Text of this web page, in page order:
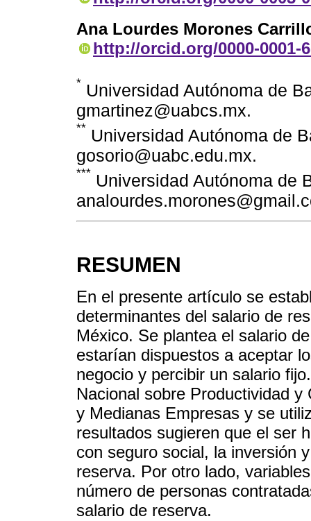
Ana Lourdes Morones
http://orcid.org/0000-0001-
* Universidad Autónoma de
gmartinez@uabcs.mx.
** Universidad Autónoma de
gosorio@uabc.edu.mx.
*** Universidad Autónoma de
RESUMEN
En el presente artículo se
determinantes del salario de
México. Se plantea el salario
estarían dispuestos a aceptar
negocio y percibir un salario
Nacional sobre Productividad
y Medianas Empresas y se
resultados sugieren que el ser
con seguro social, la inversión
reserva. Por otro lado,
número de personas
salario de reserva.